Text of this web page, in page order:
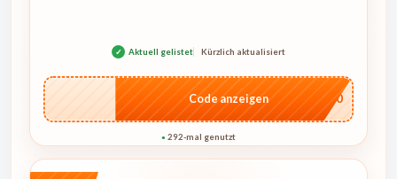
✓ Aktuell gelistet Kürzlich aktualisiert
…4U10
Code anzeigen
● 292-mal genutzt